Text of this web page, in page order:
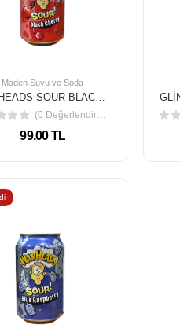
Maden Suyu ve Soda
WARHEADS SOUR BLACK CHERRY SODA 330 ML
(0 Değerlendirme)
99.00 TL